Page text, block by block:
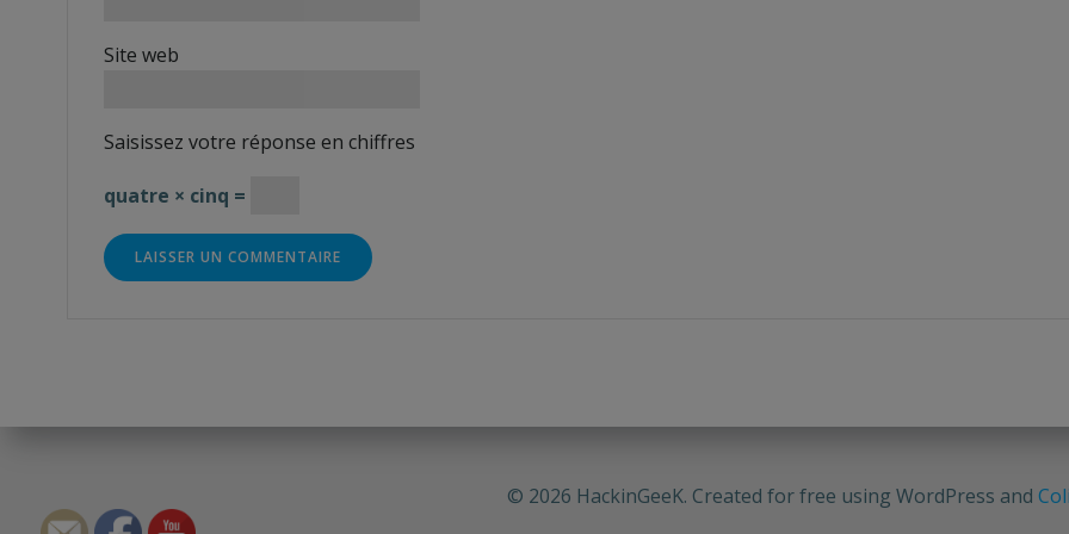
Site web
Saisissez votre réponse en chiffres
quatre × cinq =
© 2026 HackinGeeK. Created for free using WordPress and